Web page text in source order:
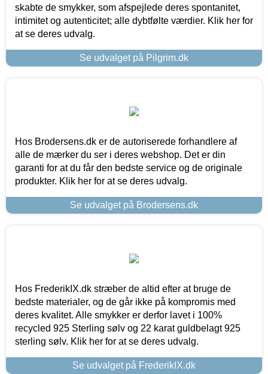
skabte de smykker, som afspejlede deres spontanitet,
intimitet og autenticitet; alle dybtfølte værdier. Klik her for
at se deres udvalg.
Se udvalget på Pilgrim.dk
Hos Brodersens.dk er de autoriserede forhandlere af
alle de mærker du ser i deres webshop. Det er din
garanti for at du får den bedste service og de originale
produkter. Klik her for at se deres udvalg.
Se udvalget på Brodersens.dk
Hos FrederikIX.dk stræber de altid efter at bruge de
bedste materialer, og de går ikke på kompromis med
deres kvalitet. Alle smykker er derfor lavet i 100%
recycled 925 Sterling sølv og 22 karat guldbelagt 925
sterling sølv. Klik her for at se deres udvalg.
Se udvalget på FrederikIX.dk